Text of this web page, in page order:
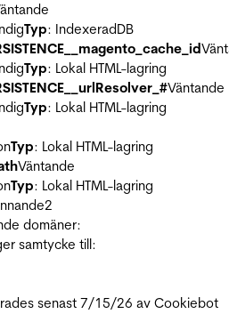
Typ: IndexeradDB
Typ: Lokal HTML-lagring
Väntande
Typ: Lokal HTML-lagring
Typ: Lokal HTML-lagring
Väntande
Typ: Lokal HTML-lagring
2
domäner:
samtycke till:
senast 7/15/26 av Cookiebot